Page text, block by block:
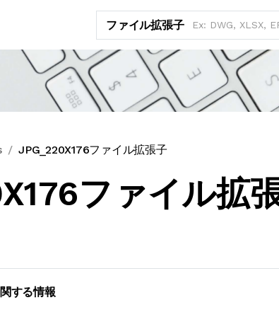
ファイル拡張子
JPG_220X176ファイル拡張子
ファイル拡
する情報